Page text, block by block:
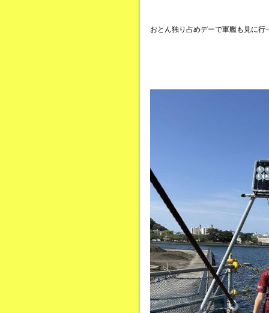
おとん独り占めデーで軍艦も見に行